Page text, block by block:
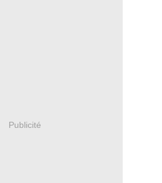
Publicité